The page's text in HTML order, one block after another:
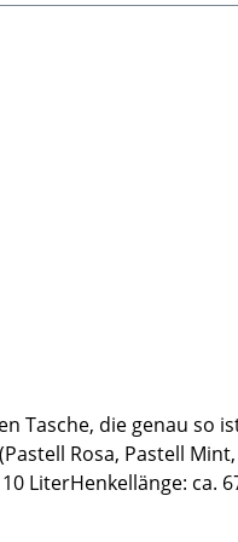
Tasche, die genau
Rosa, Pastell
LiterHenkellänge: